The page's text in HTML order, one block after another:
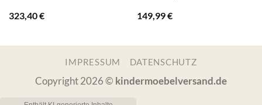
323,40€
149,99€
IMPRESSUM DATENSCHUTZ
Copyright 2026 © kindermoebelversand.de